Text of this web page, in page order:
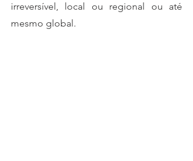
irreversível, local ou regional ou até
mesmo global.